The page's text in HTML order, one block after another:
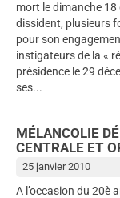
mort le dimanche 18
dissident, plusieurs
pour son
instigateurs de la «
présidence le 29
ses...
MÉLANCOLIE
CENTRALE ET
25 janvier 2010
A l’occasion du 20è